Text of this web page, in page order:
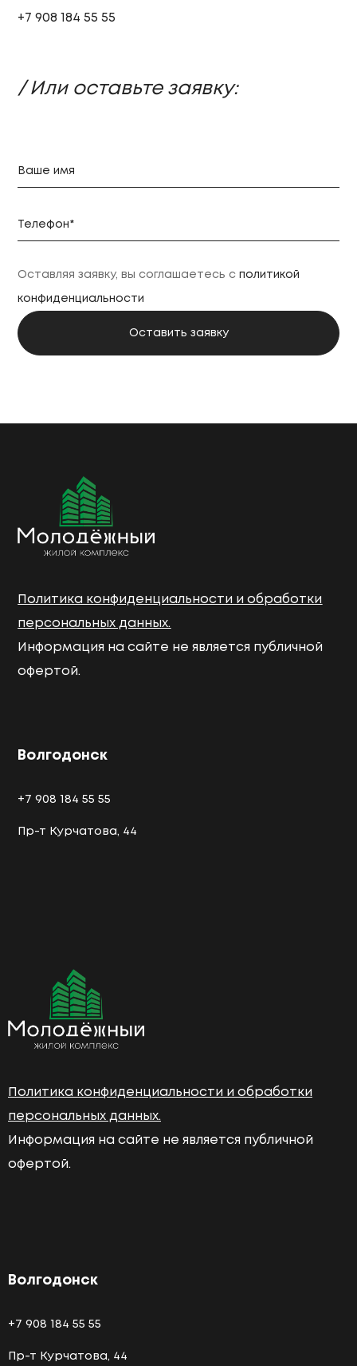
+7 908 184 55 55
/ Или оставьте заявку:
Оставляя заявку, вы соглашаетесь сполитикой
конфиденциальности
Политика конфиденциальности и обработки
персональных данных.
Информация на сайте не является публичной
офертой.
Волгодонск
+7 908 184 55 55
Пр-т Курчатова, 44
Политика конфиденциальности и обработки
персональных данных.
Информация на сайте не является публичной
офертой.
Волгодонск
+7 908 184 55 55
Пр-т Курчатова, 44